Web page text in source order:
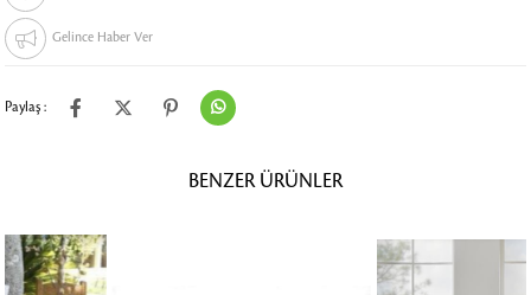
Gelince Haber Ver
Paylaş :
BENZER ÜRÜNLER